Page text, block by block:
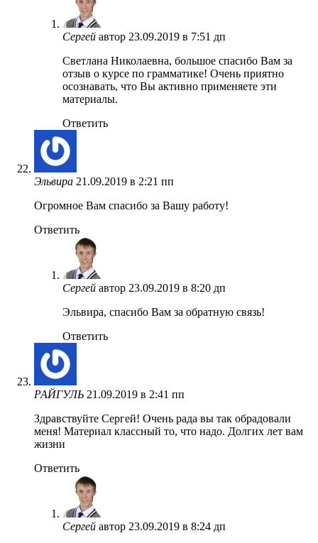
Сергей автор 23.09.2019 в 7:51 дп
Светлана Николаевна, большое спасибо Вам за
отзыв о курсе по грамматике! Очень приятно
осознавать, что Вы активно применяете эти
материалы.
Ответить
Эльвира 21.09.2019 в 2:21 пп
Огромное Вам спасибо за Вашу работу!
Ответить
Сергей автор 23.09.2019 в 8:20 дп
Эльвира, спасибо Вам за обратную связь!
Ответить
РАЙГУЛЬ 21.09.2019 в 2:41 пп
Здравствуйте Сергей! Очень рада вы так обрадовали
меня! Материал классный то, что надо. Долгих лет вам
жизни
Ответить
Сергей автор 23.09.2019 в 8:24 дп